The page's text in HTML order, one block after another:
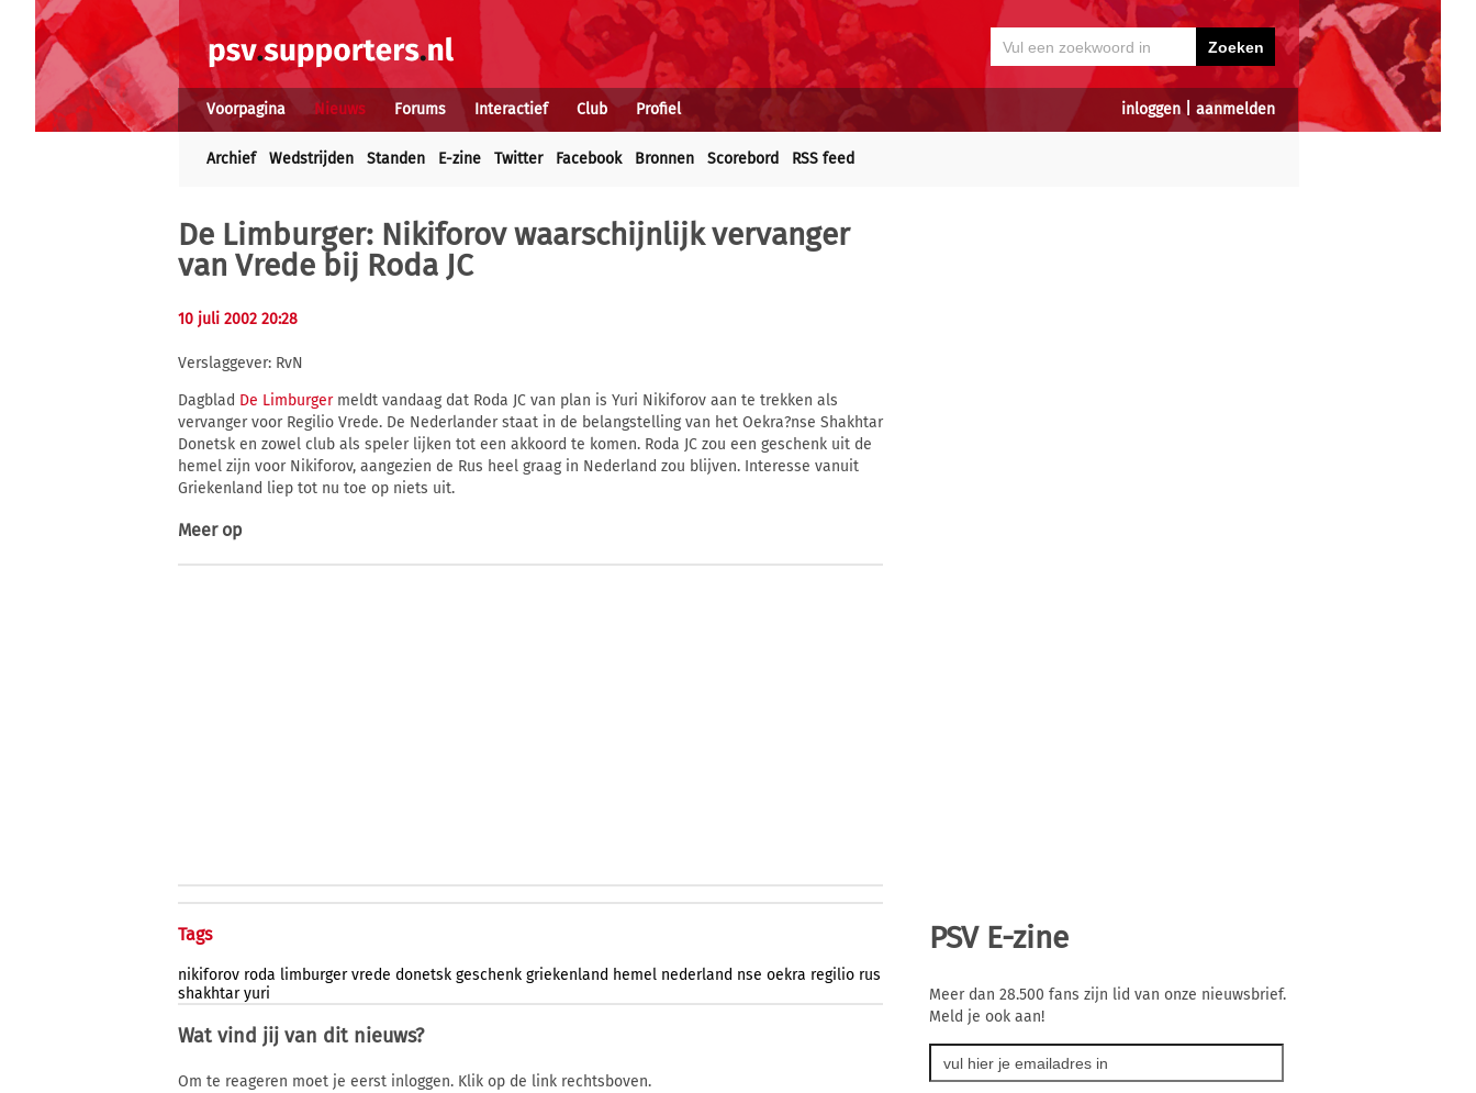
inloggen| aanmelden
Voorpagina Nieuws Forums Interactief Club Profiel
Archief Wedstrijden Standen E-zine Twitter Facebook Bronnen Scorebord RSS feed
De Limburger: Nikiforov waarschijnlijk vervanger
van Vrede bij Roda JC
10 juli 2002 20:28
Verslaggever: RvN
Dagblad De Limburgermeldt vandaag dat Roda JC van plan is Yuri Nikiforov aan te trekken als
vervanger voor Regilio Vrede. De Nederlander staat in de belangstelling van het Oekra?nse Shakhtar
Donetsk en zowel club als speler lijken tot een akkoord te komen. Roda JC zou een geschenk uit de
hemel zijn voor Nikiforov, aangezien de Rus heel graag in Nederland zou blijven. Interesse vanuit
Griekenland liep tot nu toe op niets uit.
Meer op
Tags
nikiforov roda limburger vrede donetsk geschenk griekenland hemel nederland nse oekra regilio rus
shakhtar yuri
Wat vind jij van dit nieuws?
Om te reageren moet je eerst inloggen. Klik op de link rechtsboven.
PSV E-zine
Meer dan 28.500 fans zijn lid van onze nieuwsbrief.
Meld je ook aan!